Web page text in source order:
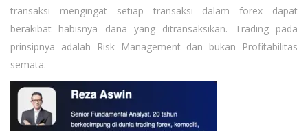
transaksi mengingat setiap transaksi dalam forex dapat
berakibat habisnya dana yang ditransaksikan. Trading pada
prinsipnya adalah Risk Management dan bukan Profitabilitas
semata.